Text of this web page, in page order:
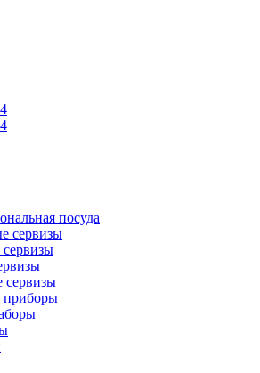
посуда
сервизы
приборы